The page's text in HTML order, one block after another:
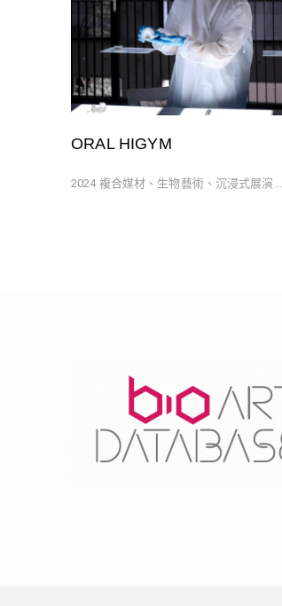
ORAL HIGYM
2024 複合媒材、生物藝術、沉浸式展演...